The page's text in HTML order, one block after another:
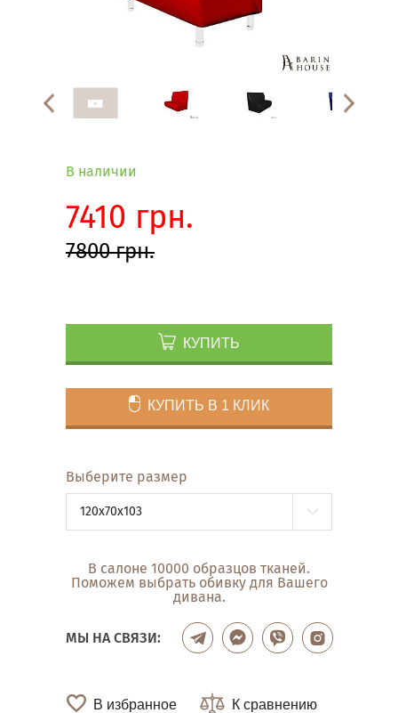
В наличии
7410 грн.
7800 грн.
КУПИТЬ
КУПИТЬ В 1 КЛИК
Выберите размер
120x70x103
В салоне 10000 образцов тканей.
Поможем выбрать обивку для Вашего
дивана.
МЫ НА СВЯЗИ:
В избранное К сравнению